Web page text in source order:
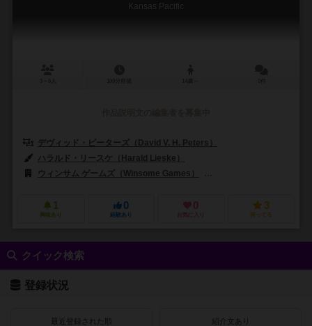
Kansas Pacific
デヴィッド・ピーターズ（David V. H. Peters）
ハラルド・リースケ（Harald Lieske）
ウィンサム ゲームズ（Winsome Games）
1
興味あり
0
経験あり
0
お気に入り
3
持ってる
クイック検索
登録状況
最近登録された順 紹介文あり